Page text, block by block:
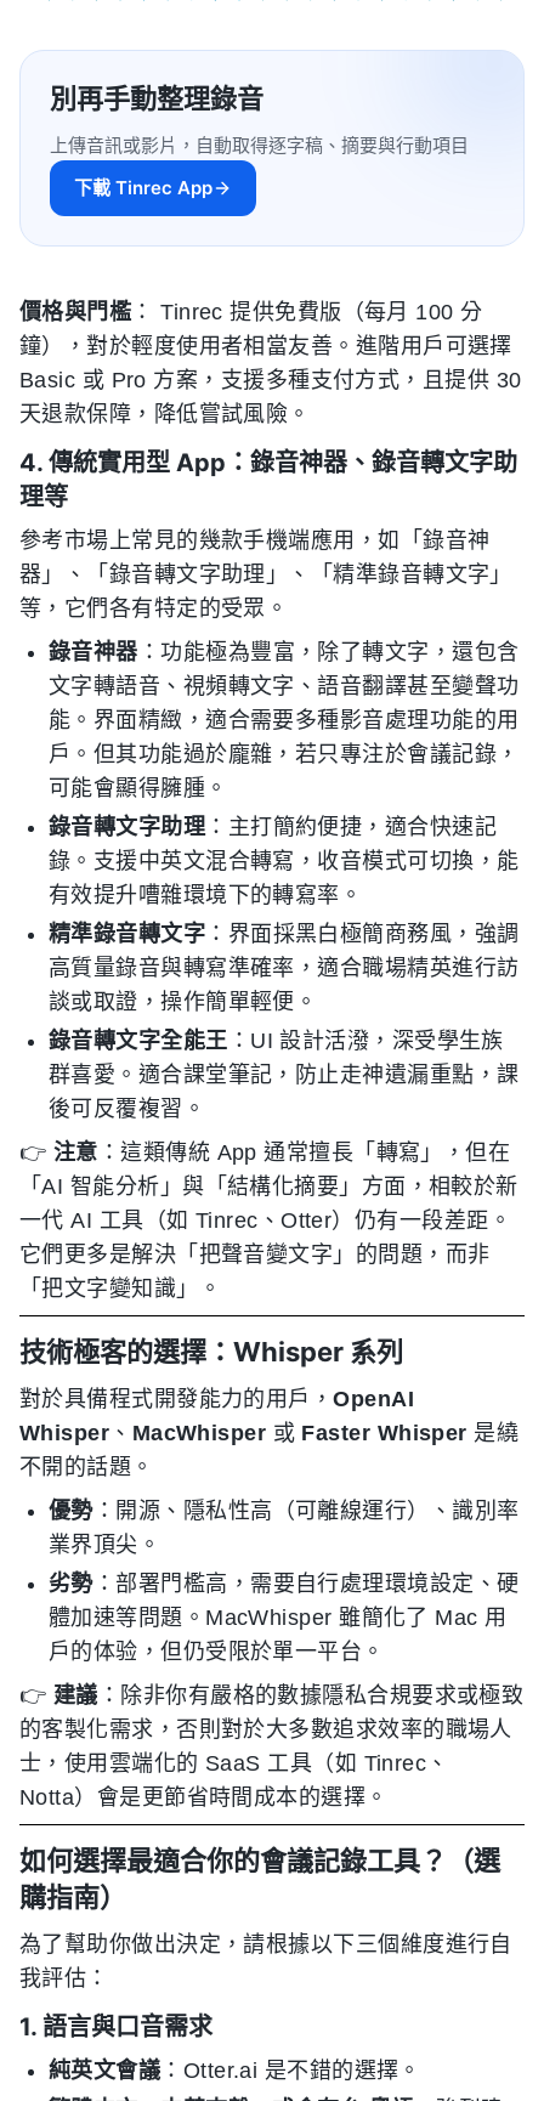
別再手動整理錄音
上傳音訊或影片，自動取得逐字稿、摘要與行動項目
下載 Tinrec App
價格與門檻 ： Tinrec 提供免費版（每月 100 分
鐘），對於輕度使用者相當友善。進階用戶可選擇
Basic 或 Pro 方案，支援多種支付方式，且提供 30
天退款保障，降低嘗試風險。
4. 傳統實用型 App：錄音神器、錄音轉文字助
理等
參考市場上常見的幾款手機端應用，如「錄音神
器」、「錄音轉文字助理」、「精準錄音轉文字」
等，它們各有特定的受眾。
錄音神器 ：功能極為豐富，除了轉文字，還包含
文字轉語音、視頻轉文字、語音翻譯甚至變聲功
能。界面精緻，適合需要多種影音處理功能的用
戶。但其功能過於龐雜，若只專注於會議記錄，
可能會顯得臃腫。
錄音轉文字助理 ：主打簡約便捷，適合快速記
錄。支援中英文混合轉寫，收音模式可切換，能
有效提升嘈雜環境下的轉寫率。
精準錄音轉文字 ：界面採黑白極簡商務風，強調
高質量錄音與轉寫準確率，適合職場精英進行訪
談或取證，操作簡單輕便。
錄音轉文字全能王 ：UI 設計活潑，深受學生族
群喜愛。適合課堂筆記，防止走神遺漏重點，課
後可反覆複習。
👉 注意 ：這類傳統 App 通常擅長「轉寫」，但在
「AI 智能分析」與「結構化摘要」方面，相較於新
一代 AI 工具（如 Tinrec、Otter）仍有一段差距。
它們更多是解決「把聲音變文字」的問題，而非
「把文字變知識」。
技術極客的選擇：Whisper 系列
對於具備程式開發能力的用戶，OpenAI
Whisper 、 MacWhisper 或 Faster Whisper 是繞
不開的話題。
優勢：開源、隱私性高（可離線運行）、識別率
業界頂尖。
劣勢：部署門檻高，需要自行處理環境設定、硬
體加速等問題。MacWhisper 雖簡化了 Mac 用
戶的体验，但仍受限於單一平台。
👉 建議 ：除非你有嚴格的數據隱私合規要求或極致
的客製化需求，否則對於大多數追求效率的職場人
士，使用雲端化的 SaaS 工具（如 Tinrec、
Notta）會是更節省時間成本的選擇。
如何選擇最適合你的會議記錄工具？（選
購指南）
為了幫助你做出決定，請根據以下三個維度進行自
我評估：
1. 語言與口音需求
純英文會議 ：Otter.ai 是不錯的選擇。